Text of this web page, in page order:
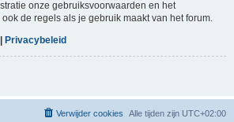
onze gebruiksvoorwaarden en het
de regels als je gebruik maakt van het forum.
| Privacybeleid
Alle tijden zijn UTC+02:00
Verwijder cookies